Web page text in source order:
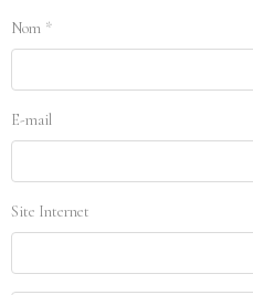
Nom
E-mail
Site Internet